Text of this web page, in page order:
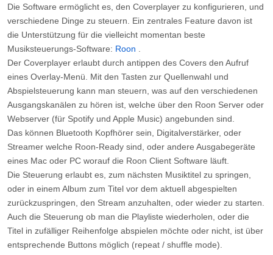
eines Overlay-Menü. Mit den Tasten zur Quellenwahl und
Abspielsteuerung kann man steuern, was auf den verschiedenen
Ausgangskanälen zu hören ist, welche über den Roon Server oder
Webserver (für Spotify und Apple Music) angebunden sind.
Das können Bluetooth Kopfhörer sein, Digitalverstärker, oder
Streamer welche Roon-Ready sind, oder andere Ausgabegeräte
eines Mac oder PC worauf die Roon Client Software läuft.
Die Steuerung erlaubt es, zum nächsten Musiktitel zu springen,
oder in einem Album zum Titel vor dem aktuell abgespielten
zurückzuspringen, den Stream anzuhalten, oder wieder zu starten.
Auch die Steuerung ob man die Playliste wiederholen, oder die
entsprechende Buttons möglich (repeat / shuffle mode).
Aber natürlich ist nicht nur die Steuerung der Kanäle möglich.
Das Display zeigt neben dem Cover die Informationen für den
momentan abgespielten Titel der ausgewählten Zone an: Den
Namen der Roon Zone, Artist, Album, und den Titel.